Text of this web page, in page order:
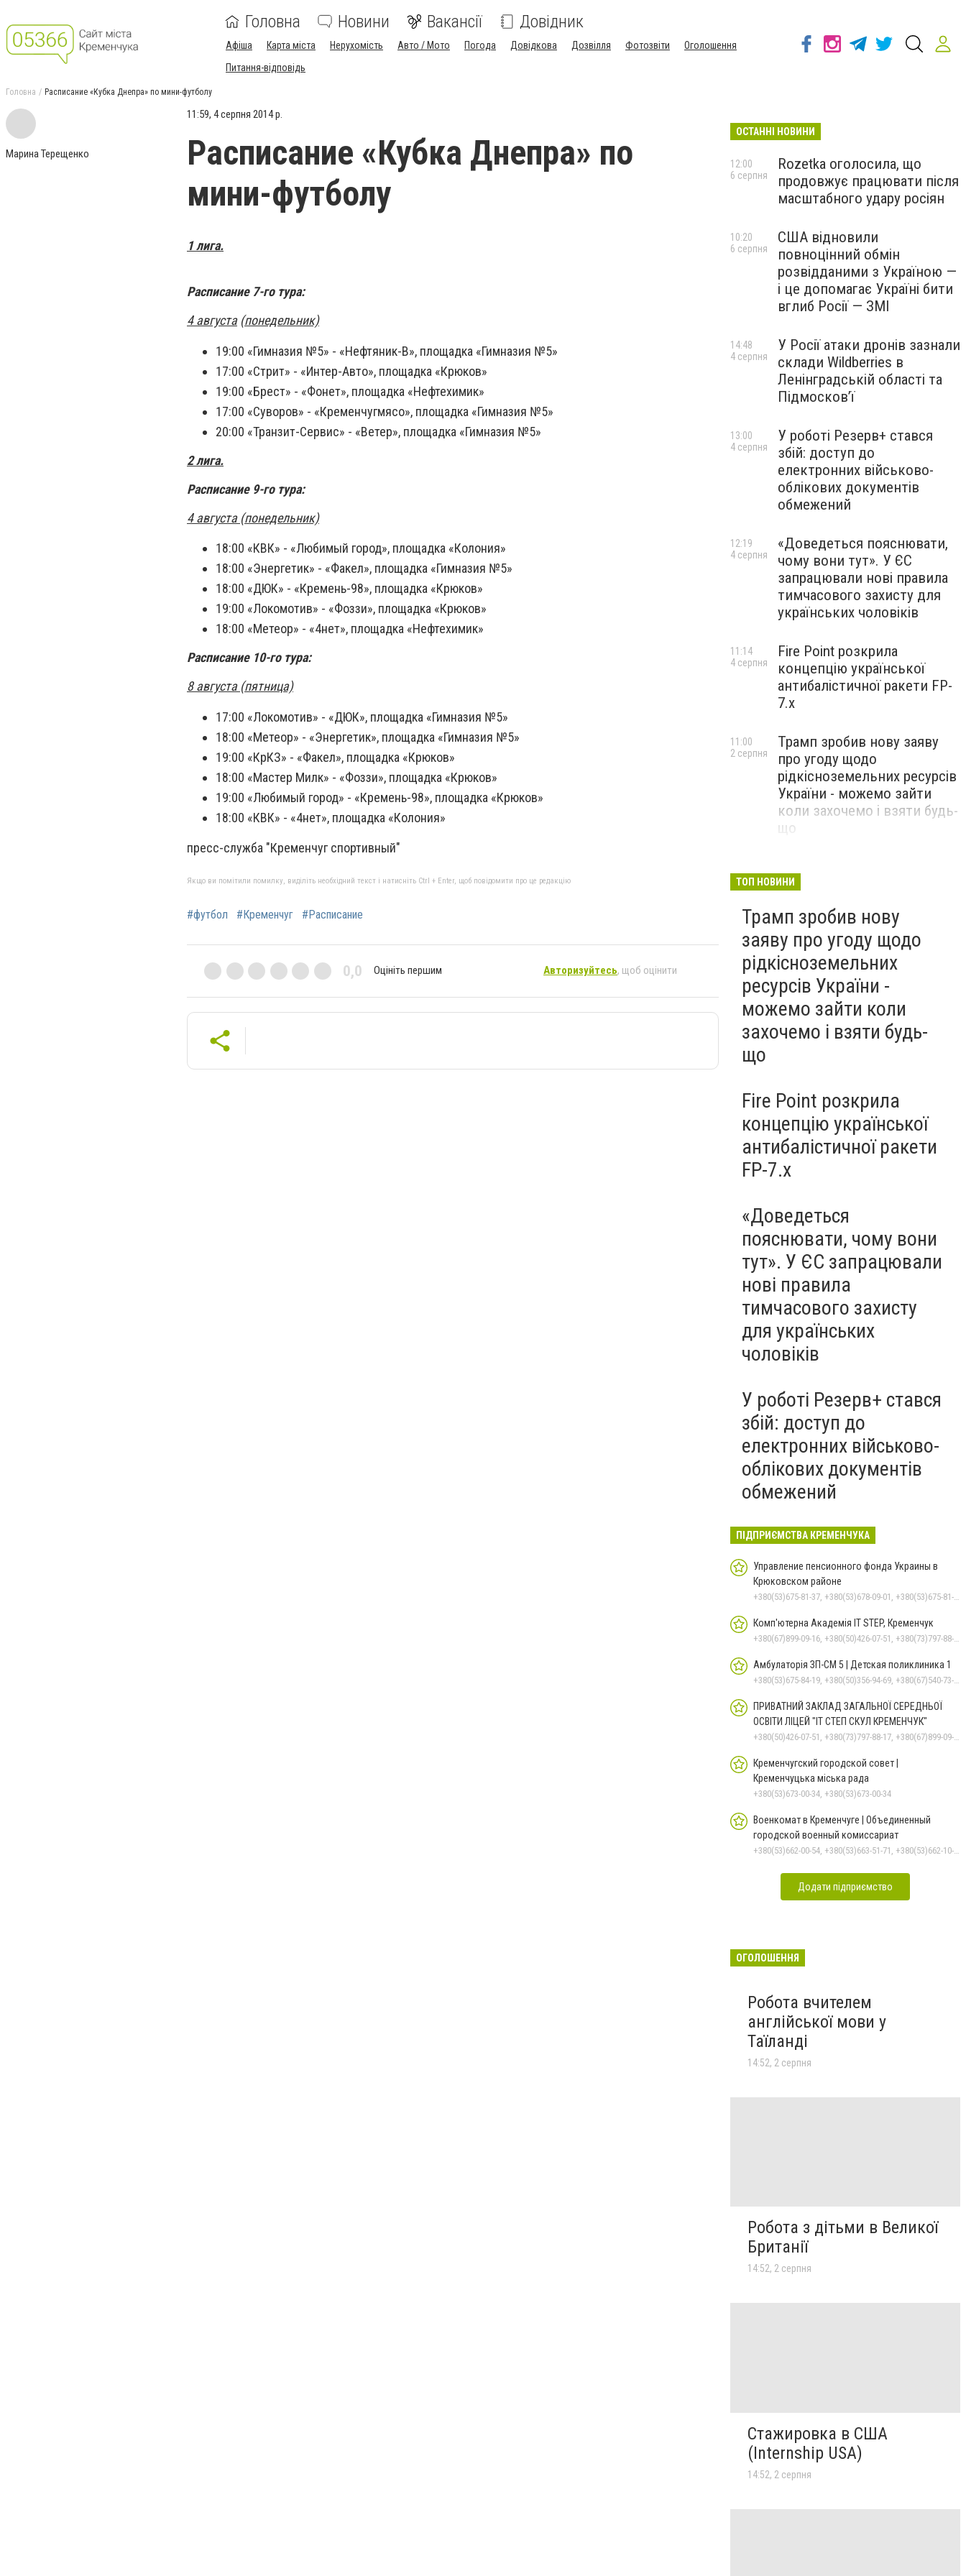
Головна Новини Вакансії Довідник
Афіша Карта міста Нерухомість Авто / Мото Погода Довідкова Дозвілля Фотозвіти
Оголошення
Питання-відповідь
Головна Расписание «Кубка Днепра» по мини-футболу
Марина Терещенко
11:59, 4 серпня 2014 р.
Расписание «Кубка Днепра» по
мини-футболу
1 лига.
Расписание 7-го тура:
4 августа (понедельник)
19:00 «Гимназия №5» - «Нефтяник-В», площадка «Гимназия №5»
17:00 «Стрит» - «Интер-Авто», площадка «Крюков»
19:00 «Брест» - «Фонет», площадка «Нефтехимик»
17:00 «Суворов» - «Кременчугмясо», площадка «Гимназия №5»
20:00 «Транзит-Сервис» - «Ветер», площадка «Гимназия №5»
2 лига.
Расписание 9-го тура:
4 августа (понедельник)
18:00 «КВК» - «Любимый город», площадка «Колония»
18:00 «Энергетик» - «Факел», площадка «Гимназия №5»
18:00 «ДЮК» - «Кремень-98», площадка «Крюков»
19:00 «Локомотив» - «Фоззи», площадка «Крюков»
18:00 «Метеор» - «4нет», площадка «Нефтехимик»
Расписание 10-го тура:
8 августа (пятница)
17:00 «Локомотив» - «ДЮК», площадка «Гимназия №5»
18:00 «Метеор» - «Энергетик», площадка «Гимназия №5»
19:00 «КрКЗ» - «Факел», площадка «Крюков»
18:00 «Мастер Милк» - «Фоззи», площадка «Крюков»
19:00 «Любимый город» - «Кремень-98», площадка «Крюков»
18:00 «КВК» - «4нет», площадка «Колония»
пресс-служба "Кременчуг спортивный"
Якщо ви помітили помилку, виділіть необхідний текст і натисніть Ctrl + Enter, щоб повідомити про це редакцію
#футбол #Кременчуг #Расписание
0,0 Оцініть першим Авторизуйтесь, щоб оцінити
ОСТАННІ НОВИНИ
Rozetka оголосила, що
продовжує працювати після
масштабного удару росіян
12:00
6 серпня
США відновили
повноцінний обмін
розвідданими з Україною —
і це допомагає Україні бити
вглиб Росії — ЗМІ
10:20
6 серпня
У Росії атаки дронів зазнали
склади Wildberries в
Ленінградській області та
Підмосков’ї
14:48
4 серпня
У роботі Резерв+ стався
збій: доступ до
електронних військово-
облікових документів
обмежений
13:00
4 серпня
«Доведеться пояснювати,
чому вони тут». У ЄС
запрацювали нові правила
тимчасового захисту для
українських чоловіків
12:19
4 серпня
Fire Point розкрила
концепцію української
антибалістичної ракети FP-
7.x
11:14
4 серпня
Трамп зробив нову заяву
про угоду щодо
рідкісноземельних ресурсів
України - можемо зайти
коли захочемо і взяти будь-
що
11:00
2 серпня
призов”: ДБР проводить
ТЦК по всій Україні
31 липня
ТОП НОВИНИ
Трамп зробив нову
заяву про угоду щодо
рідкісноземельних
ресурсів України -
можемо зайти коли
захочемо і взяти будь-
що
Fire Point розкрила
концепцію української
антибалістичної ракети
FP-7.x
«Доведеться
пояснювати, чому вони
тут». У ЄС запрацювали
нові правила
тимчасового захисту
для українських
чоловіків
У роботі Резерв+ стався
збій: доступ до
електронних військово-
облікових документів
обмежений
ПІДПРИЄМСТВА КРЕМЕНЧУКА
Управление пенсионного фонда Украины в
Крюковском районе
+380(53)675-81-37, +380(53)678-09-01, +380(53)675-81-32, +380(53)675-81-40, +380(53)675-81-33, +380(53)675-81-38, +380(53)675-81-31, +380(53)678-08-87
Комп'ютерна Академія IT STEP, Кременчук
+380(67)899-09-16, +380(50)426-07-51, +380(73)797-88-17
Амбулаторія ЗП-СМ 5 | Детская поликлиника 1
+380(53)675-84-19, +380(50)356-94-69, +380(67)540-73-87
ПРИВАТНИЙ ЗАКЛАД ЗАГАЛЬНОЇ СЕРЕДНЬОЇ
ОСВІТИ ЛІЦЕЙ "ІТ СТЕП СКУЛ КРЕМЕНЧУК"
+380(50)426-07-51, +380(73)797-88-17, +380(67)899-09-16
Кременчугский городской совет |
Кременчуцька міська рада
+380(53)673-00-34, +380(53)673-00-34
Военкомат в Кременчуге | Объединенный
городской военный комиссариат
+380(53)662-00-54, +380(53)663-51-71, +380(53)662-10-35
Додати підприємство
ОГОЛОШЕННЯ
Робота вчителем
англійської мови у
Таїланді
14:52, 2 серпня
Робота з дітьми в Великої
Британії
14:52, 2 серпня
Стажировка в США
(Internship USA)
14:52, 2 серпня